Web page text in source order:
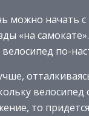
можно начать с
«на
велосипед по-
велосипед
то